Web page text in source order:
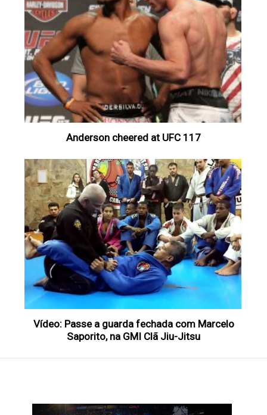
Anderson cheered at UFC 117
Vídeo: Passe a guarda fechada com Marcelo
Saporito, na GMI Clã Jiu-Jitsu